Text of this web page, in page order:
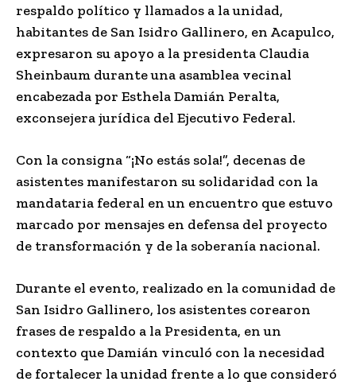
respaldo político y llamados a la unidad,
habitantes de San Isidro Gallinero, en Acapulco,
expresaron su apoyo a la presidenta Claudia
Sheinbaum durante una asamblea vecinal
encabezada por Esthela Damián Peralta,
exconsejera jurídica del Ejecutivo Federal.
Con la consigna “¡No estás sola!”, decenas de
asistentes manifestaron su solidaridad con la
mandataria federal en un encuentro que estuvo
marcado por mensajes en defensa del proyecto
de transformación y de la soberanía nacional.
Durante el evento, realizado en la comunidad de
San Isidro Gallinero, los asistentes corearon
frases de respaldo a la Presidenta, en un
contexto que Damián vinculó con la necesidad
de fortalecer la unidad frente a lo que consideró